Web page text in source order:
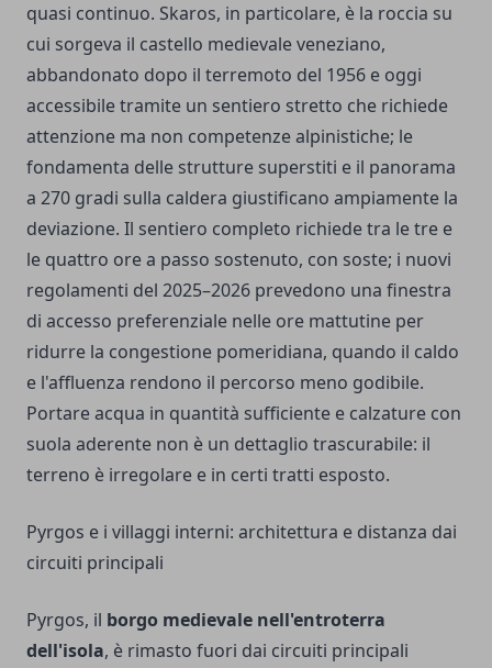
quasi continuo. Skaros, in particolare, è la roccia su
cui sorgeva il castello medievale veneziano,
abbandonato dopo il terremoto del 1956 e oggi
accessibile tramite un sentiero stretto che richiede
attenzione ma non competenze alpinistiche; le
fondamenta delle strutture superstiti e il panorama
a 270 gradi sulla caldera giustificano ampiamente la
deviazione. Il sentiero completo richiede tra le tre e
le quattro ore a passo sostenuto, con soste; i nuovi
regolamenti del 2025–2026 prevedono una finestra
di accesso preferenziale nelle ore mattutine per
ridurre la congestione pomeridiana, quando il caldo
e l'affluenza rendono il percorso meno godibile.
Portare acqua in quantità sufficiente e calzature con
suola aderente non è un dettaglio trascurabile: il
terreno è irregolare e in certi tratti esposto.
Pyrgos e i villaggi interni: architettura e distanza dai
circuiti principali
Pyrgos, il borgo medievale nell'entroterra
dell'isola, è rimasto fuori dai circuiti principali